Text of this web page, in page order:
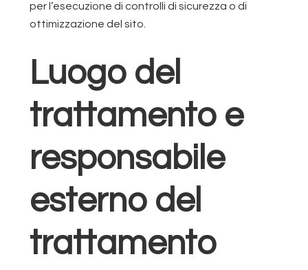
per l’esecuzione di controlli di sicurezza o di
ottimizzazione del sito.
Luogo del
trattamento e
responsabile
esterno del
trattamento